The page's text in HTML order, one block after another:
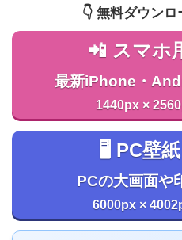
👇️ 無料ダウン
📲 スマホ
最新iPhone・
1440px ×
🖥️ PC壁
PCの大画面や
6000px ×